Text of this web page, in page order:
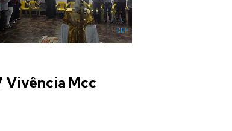
Vivência Mcc